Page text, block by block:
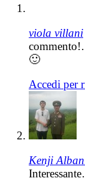
viola villani
🙂
Accedi per
Kenji